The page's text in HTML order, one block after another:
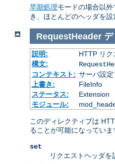
早期処理モードの場合以外
き、ほとんどのヘッダを
RequestHeader
説明:
HTTP リク
構文:
コンテキスト: サーバ設
上書き:
FileInfo
ステータス:
Extension
モジュール:
このディレクティブは
ることが可能になってい
set
リクエストヘッダを